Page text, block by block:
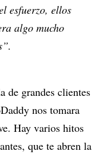
esfuerzo, ellos
algo mucho
de grandes clientes
nos tomara
Hay varios hitos
que te abren la